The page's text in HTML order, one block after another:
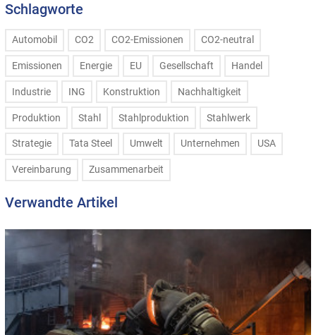
Schlagworte
Automobil CO2 CO2-Emissionen CO2-neutral
Emissionen Energie EU Gesellschaft Handel
Industrie ING Konstruktion Nachhaltigkeit
Produktion Stahl Stahlproduktion Stahlwerk
Strategie Tata Steel Umwelt Unternehmen USA
Vereinbarung Zusammenarbeit
Verwandte Artikel